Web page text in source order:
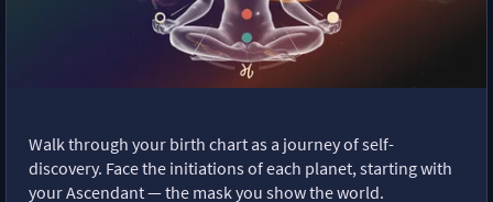
Walk through your birth chart as a journey of self-
discovery. Face the initiations of each planet, starting with
your Ascendant — the mask you show the world.